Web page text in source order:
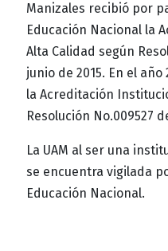
Manizales recibió por
Educación Nacional la
Alta Calidad según
junio de 2015. En el
la Acreditación
Resolución No.009527
La UAM al ser una
se encuentra vigilada
Educación Nacional.